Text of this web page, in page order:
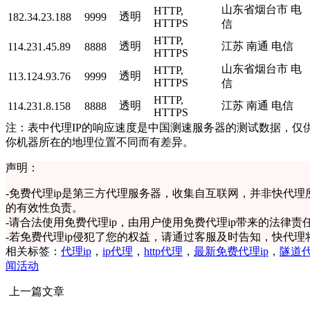
182.34.23.188 9999 透明
HTTP,
HTTPS
山东省烟台市 电
信
114.231.45.89
8888 透明
HTTP,
HTTPS
江苏 南通 电信
113.124.93.76 9999 透明
HTTP,
HTTPS
山东省烟台市 电
信
114.231.8.158
8888 透明
HTTP,
HTTPS
江苏 南通 电信
注：表中代理IP的响应速度是中国测速服务器的测试数据，仅
你机器所在的地理位置不同而有差异。
声明：
-免费代理ip是第三方代理服务器，收集自互联网，并非快代
的有效性负责。
-请合法使用免费代理ip，由用户使用免费代理ip带来的法律责
-若免费代理ip侵犯了您的权益，请通过客服及时告知，快代理
相关标签： 代理ip ， ip代理 ， http代理 ， 最新免费代理ip ， 隧道
闻活动
上一篇文章